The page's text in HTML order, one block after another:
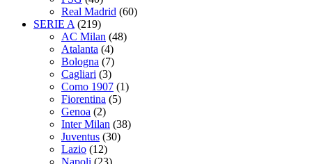
Real Madrid (60)
SERIE A (219)
AC Milan (48)
Atalanta (4)
Bologna (7)
Cagliari (3)
Como 1907 (1)
Fiorentina (5)
Genoa (2)
Inter Milan (38)
Juventus (30)
Lazio (12)
Napoli (23)